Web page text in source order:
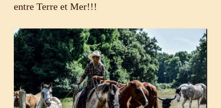
entre Terre et Mer!!!